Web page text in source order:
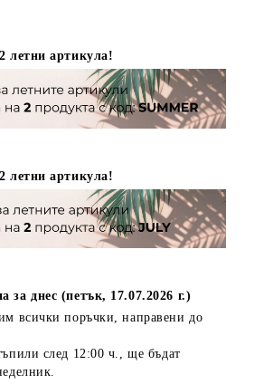
летни артикула!
летни артикула!
днес (петък, 17.07.2026 г.)
всички поръчки, направенидо
след 12:00 ч. , ще бъдат
.